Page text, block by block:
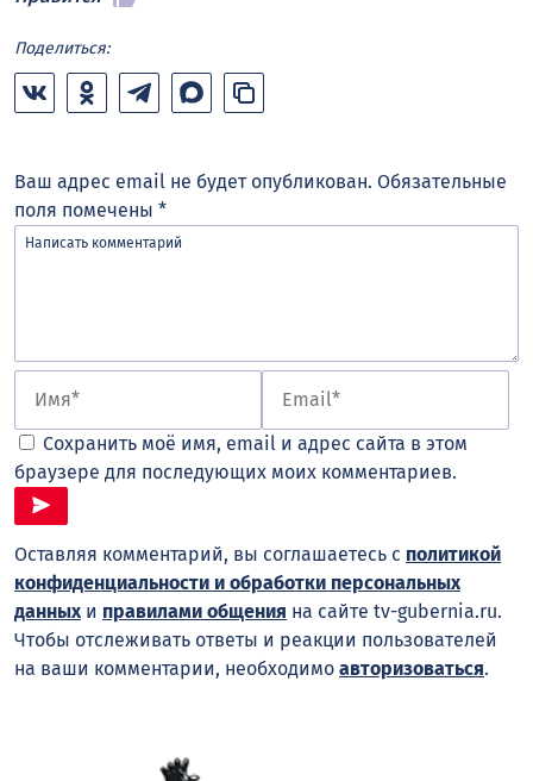
Поделиться:
Ваш адрес email не будет опубликован. Обязательные
поля помечены *
Сохранить моё имя, email и адрес сайта в этом
браузере для последующих моих комментариев.
Оставляя комментарий, вы соглашаетесь с политикой
конфиденциальности и обработки персональных
данных и правилами общения на сайте tv-gubernia.ru.
Чтобы отслеживать ответы и реакции пользователей
на ваши комментарии, необходимо авторизоваться.